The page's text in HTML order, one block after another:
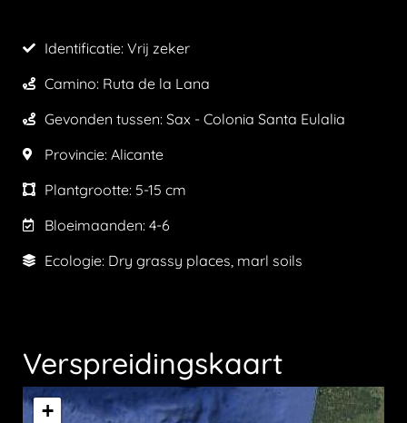
Identificatie: Vrij zeker
Camino: Ruta de la Lana
Gevonden tussen: Sax - Colonia Santa Eulalia
Provincie: Alicante
Plantgrootte: 5-15 cm
Bloeimaanden: 4-6
Ecologie: Dry grassy places, marl soils
Verspreidingskaart
+